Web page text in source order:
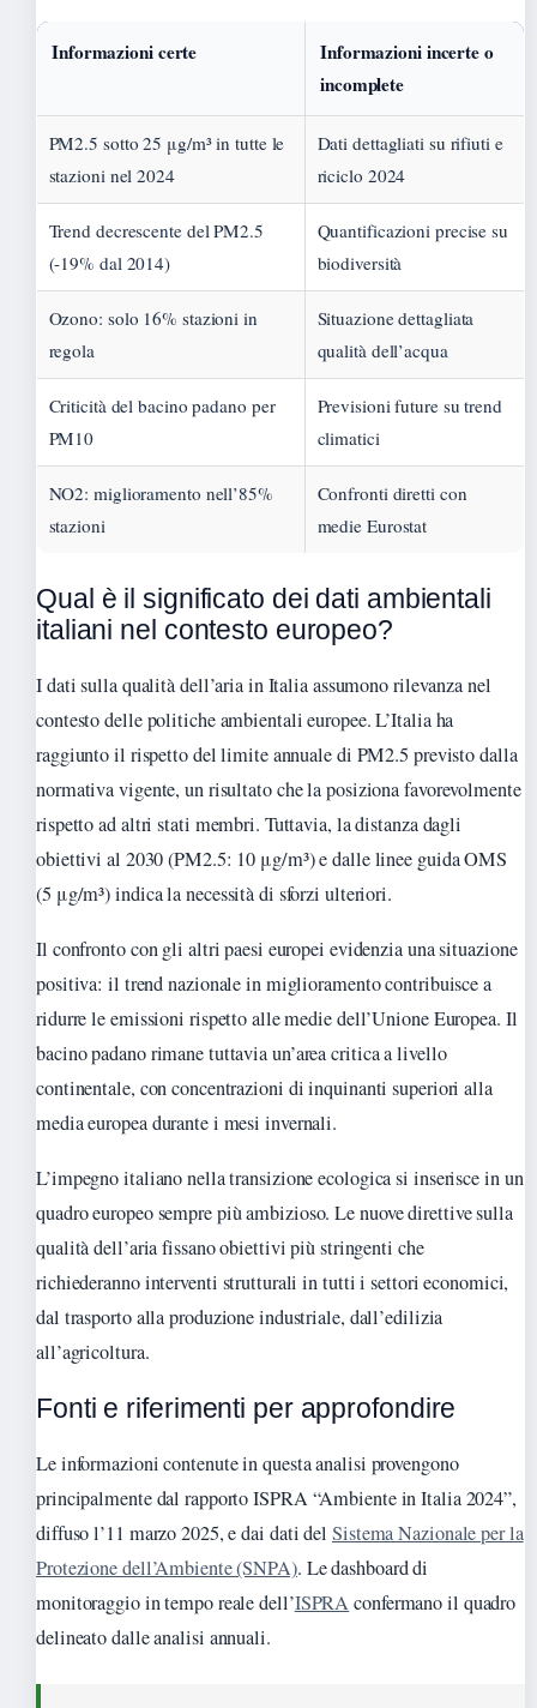
Informazioni certe
Informazioni incerte o
incomplete
PM2.5 sotto 25 μg/m³ in tutte le
stazioni nel 2024
Dati dettagliati su rifiuti e
riciclo 2024
Trend decrescente del PM2.5
(-19% dal 2014)
Quantificazioni precise su
biodiversità
Ozono: solo 16% stazioni in
regola
Situazione dettagliata
qualità dell’acqua
Criticità del bacino padano per
PM10
Previsioni future su trend
climatici
NO2: miglioramento nell’85%
stazioni
Confronti diretti con
medie Eurostat
Qual è il significato dei dati ambientali
italiani nel contesto europeo?
I dati sulla qualità dell’aria in Italia assumono rilevanza nel
contesto delle politiche ambientali europee. L’Italia ha
raggiunto il rispetto del limite annuale di PM2.5 previsto dalla
normativa vigente, un risultato che la posiziona favorevolmente
rispetto ad altri stati membri. Tuttavia, la distanza dagli
obiettivi al 2030 (PM2.5: 10 μg/m³) e dalle linee guida OMS
(5 μg/m³) indica la necessità di sforzi ulteriori.
Il confronto con gli altri paesi europei evidenzia una situazione
positiva: il trend nazionale in miglioramento contribuisce a
ridurre le emissioni rispetto alle medie dell’Unione Europea. Il
bacino padano rimane tuttavia un’area critica a livello
continentale, con concentrazioni di inquinanti superiori alla
media europea durante i mesi invernali.
L’impegno italiano nella transizione ecologica si inserisce in un
quadro europeo sempre più ambizioso. Le nuove direttive sulla
qualità dell’aria fissano obiettivi più stringenti che
richiederanno interventi strutturali in tutti i settori economici,
dal trasporto alla produzione industriale, dall’edilizia
all’agricoltura.
Fonti e riferimenti per approfondire
Le informazioni contenute in questa analisi provengono
principalmente dal rapporto ISPRA “Ambiente in Italia 2024”,
diffuso l’11 marzo 2025, e dai dati del Sistema Nazionale per la
Protezione dell’Ambiente (SNPA). Le dashboard di
monitoraggio in tempo reale dell’ISPRAconfermano il quadro
delineato dalle analisi annuali.